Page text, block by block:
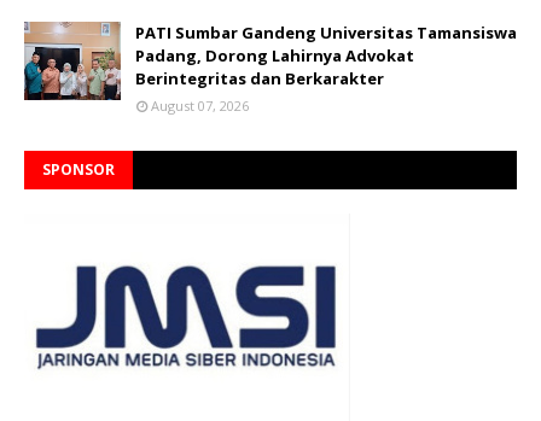
PATI Sumbar Gandeng Universitas Tamansiswa
Padang, Dorong Lahirnya Advokat
Berintegritas dan Berkarakter
August 07, 2026
SPONSOR